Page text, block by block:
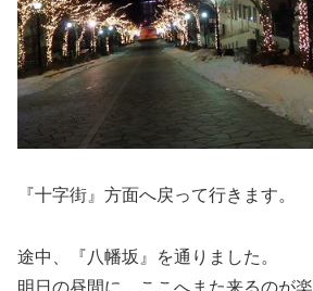
『十字街』方面へ戻って行きます。
途中、『八幡坂』を通りました。
明日の昼間に、ここへまた来るのが楽